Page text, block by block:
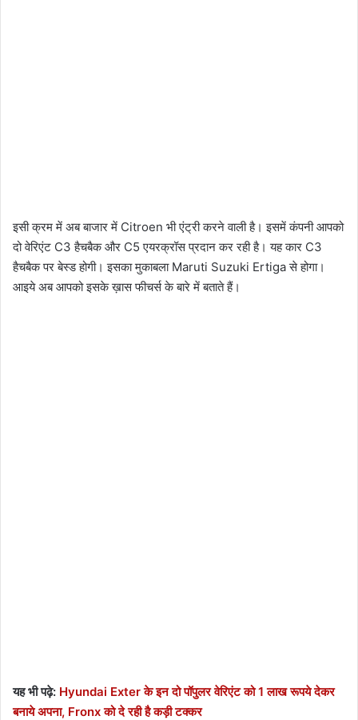
इसी क्रम में अब बाजार में Citroen भी एंट्री करने वाली है। इसमें कंपनी आपको
दो वेरिएंट C3 हैचबैक और C5 एयरक्रॉस प्रदान कर रही है। यह कार C3
हैचबैक पर बेस्ड होगी। इसका मुकाबला Maruti Suzuki Ertiga से होगा।
आइये अब आपको इसके ख़ास फीचर्स के बारे में बताते हैं।
यह भी पढ़े: Hyundai Exter के इन दो पॉपुलर वेरिएंट को 1 लाख रूपये देकर
बनाये अपना, Fronx को दे रही है कड़ी टक्कर